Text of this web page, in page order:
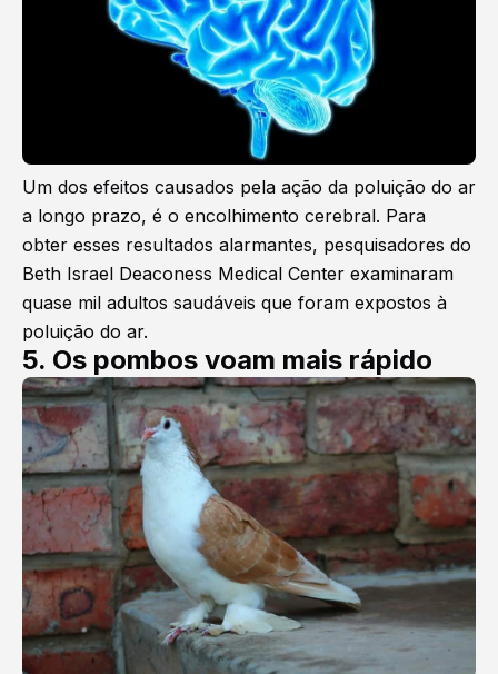
Um dos efeitos causados pela ação da poluição do ar
a longo prazo, é o encolhimento cerebral. Para
obter esses resultados alarmantes, pesquisadores do
Beth Israel Deaconess Medical Center examinaram
quase mil adultos saudáveis ​​que foram expostos à
poluição do ar.
5. Os pombos voam mais rápido